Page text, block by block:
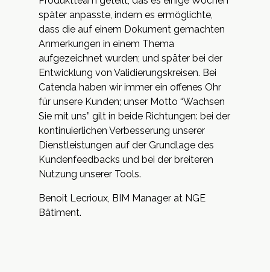
später anpasste, indem es ermöglichte,
dass die auf einem Dokument gemachten
Anmerkungen in einem Thema
aufgezeichnet wurden; und später bei der
Entwicklung von Validierungskreisen. Bei
Catenda haben wir immer ein offenes Ohr
für unsere Kunden; unser Motto “Wachsen
Sie mit uns” gilt in beide Richtungen: bei der
kontinuierlichen Verbesserung unserer
Dienstleistungen auf der Grundlage des
Kundenfeedbacks und bei der breiteren
Nutzung unserer Tools.
Benoit Lecrioux, BIM Manager at NGE
Bâtiment.